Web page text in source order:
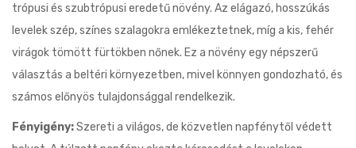
trópusi és szubtrópusi eredetű növény. Az elágazó, hosszúkás
levelek szép, színes szalagokra emlékeztetnek, míg a kis, fehér
virágok tömött fürtökben nőnek. Ez a növény egy népszerű
választás a beltéri környezetben, mivel könnyen gondozható, és
számos előnyös tulajdonsággal rendelkezik.
Fényigény:Szereti a világos, de közvetlen napfénytől védett